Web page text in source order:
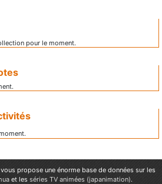
pour le moment.
vous propose une énorme base de données sur les
et les séries TV animées (japanimation).